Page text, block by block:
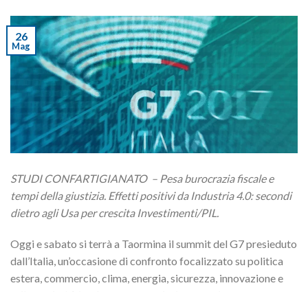
26
Mag
STUDI CONFARTIGIANATO – Pesa burocrazia fiscale e
tempi della giustizia. Effetti positivi da Industria 4.0: secondi
dietro agli Usa per crescita Investimenti/PIL.
Oggi e sabato si terrà a Taormina il summit del G7 presieduto
dall’Italia, un’occasione di confronto focalizzato su politica
estera, commercio, clima, energia, sicurezza, innovazione e